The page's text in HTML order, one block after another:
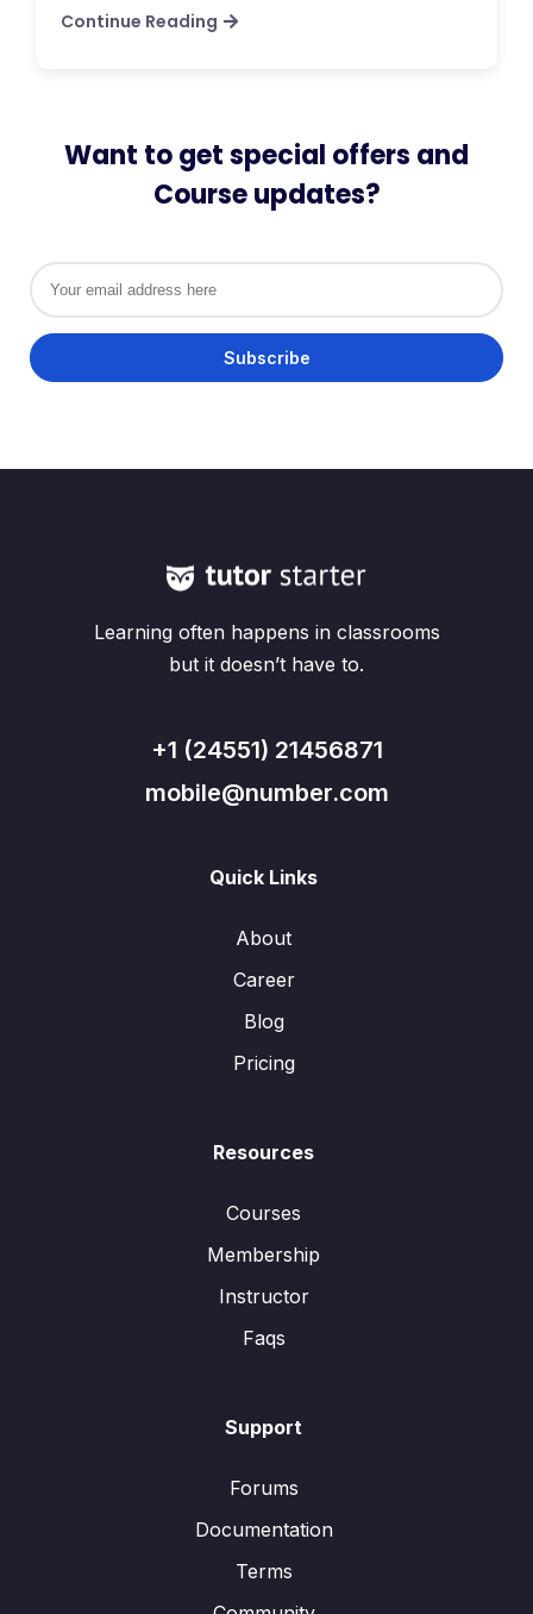
Continue Reading
Want to get special offers and
Course updates?
Learning often happens in classrooms
but it doesn’t have to.
+1 (24551) 21456871
mobile@number.com
Quick Links
About
Career
Blog
Pricing
Resources
Courses
Membership
Instructor
Faqs
Support
Forums
Documentation
Terms